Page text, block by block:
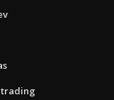
trading